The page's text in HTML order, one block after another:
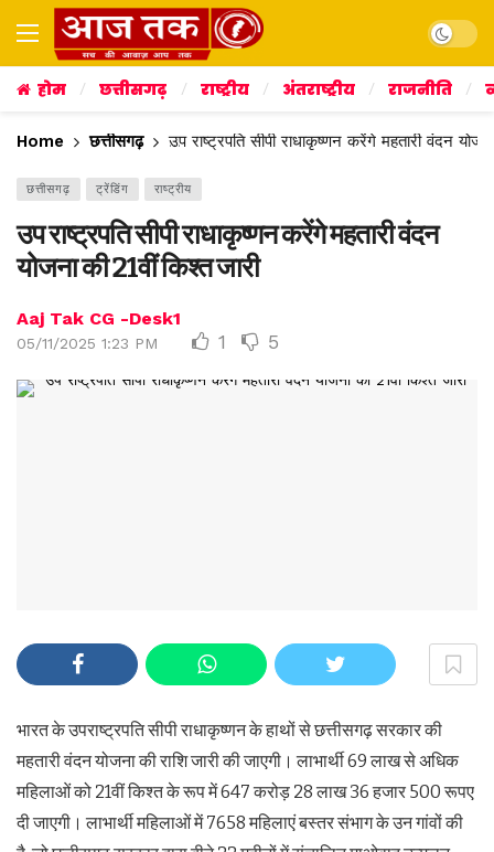
Dark
होम छत्तीसगढ़ राष्ट्रीय अंतराष्ट्रीय राजनीति
Home छत्तीसगढ़ उप राष्ट्रपति सीपी राधाकृष्णन करेंगे महतारी वंदन
छत्तीसगढ़ ट्रेंडिंग राष्ट्रीय
उप राष्ट्रपति सीपी राधाकृष्णन करेंगे महतारी वंदन
योजना की 21वीं किश्त जारी
Aaj Tak CG -Desk1
05/11/2025 1:23 PM 1 5
भारत के उपराष्ट्रपति सीपी राधाकृष्णन के हाथों से छत्तीसगढ़ सरकार की
महतारी वंदन योजना की राशि जारी की जाएगी। लाभार्थी 69 लाख से अधिक
महिलाओं को 21वीं किश्त के रूप में 647 करोड़ 28 लाख 36 हजार 500 रूपए
दी जाएगी। लाभार्थी महिलाओं में 7658 महिलाएं बस्तर संभाग के उन गांवों की